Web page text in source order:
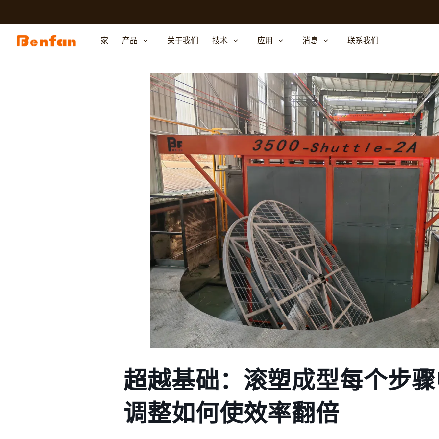
家 产品 关于我们 技术 应用 消息 联系我们
超越基础：滚塑成型每个步
调整如何使效率翻倍